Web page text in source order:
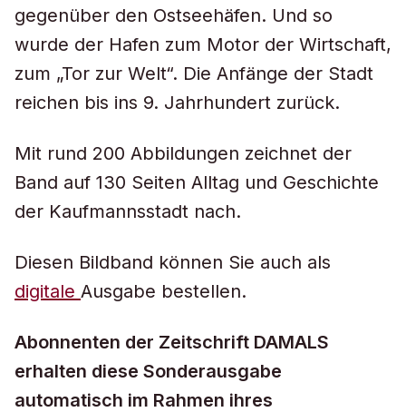
gegenüber den Ostseehäfen. Und so
wurde der Hafen zum Motor der Wirtschaft,
zum „Tor zur Welt“. Die Anfänge der Stadt
reichen bis ins 9. Jahrhundert zurück.
Mit rund 200 Abbildungen zeichnet der
Band auf 130 Seiten Alltag und Geschichte
der Kaufmannsstadt nach.
Diesen Bildband können Sie auch als
digitale Ausgabe bestellen.
Abonnenten der Zeitschrift DAMALS
erhalten diese Sonderausgabe
automatisch im Rahmen ihres